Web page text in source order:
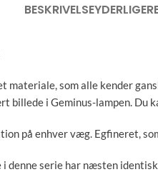
BESKRIVELSE
materiale, som alle kender
i Geminus-lampen. Du
på enhver væg. Egfineret,
i denne serie har næsten